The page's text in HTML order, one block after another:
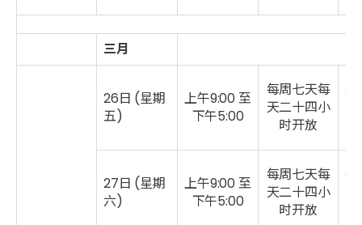
三月
26日 (星期
五)
上午9:00 至
下午5:00
每周七天每
天二十四小
时开放
每
27日 (星期
六)
上午9:00 至
下午5:00
每周七天每
天二十四小
时开放
每